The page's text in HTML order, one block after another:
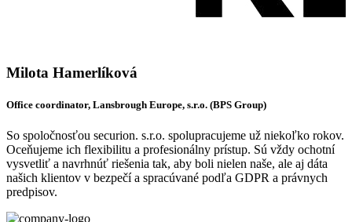
Milota Hamerlíková
Office coordinator, Lansbrough Europe, s.r.o. (BPS Group)
So spoločnosťou securion. s.r.o. spolupracujeme už niekoľko rokov.
Oceňujeme ich flexibilitu a profesionálny prístup. Sú vždy ochotní
vysvetliť a navrhnúť riešenia tak, aby boli nielen naše, ale aj dáta
našich klientov v bezpečí a spracúvané podľa GDPR a právnych
predpisov.